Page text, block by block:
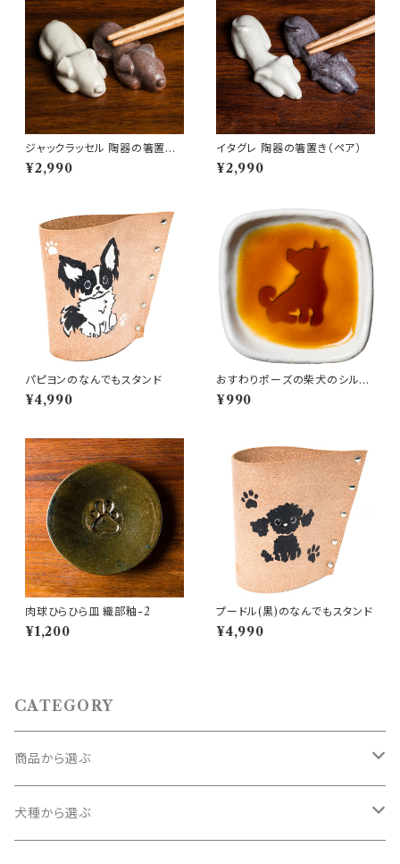
ジャックラッセル 陶器の箸置き
（ペア）
¥2,990
イタグレ 陶器の箸置き（ペア）
¥2,990
パピヨンのなんでもスタンド
¥4,990
おすわりポーズの柴犬のシルエ
ットが浮かぶお醤油小皿（四角）
¥990
肉球ひらひら皿 織部釉-2
¥1,200
プードル(黒)のなんでもスタンド
¥4,990
CATEGORY
商品から選ぶ
コースター
犬種から選ぶ